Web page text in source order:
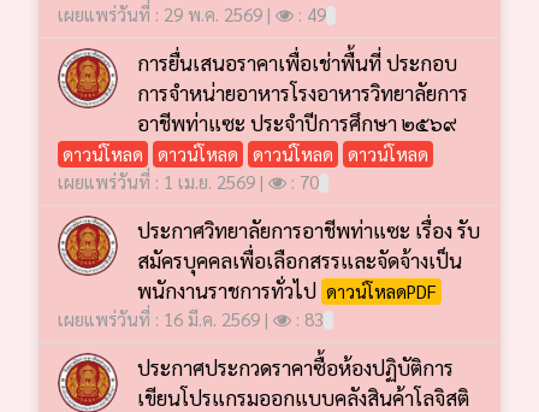
เผยแพร่วันที่ : 29 พ.ค. 2569 |
: 49
การยื่นเสนอราคาเพื่อเช่าพื้นที่ ประกอบ
การจำหน่ายอาหารโรงอาหารวิทยาลัยการ
อาชีพท่าแซะ ประจำปีการศึกษา ๒๕๖๙
ดาวน์โหลด ดาวน์โหลด ดาวน์โหลด
ดาวน์โหลด
เผยแพร่วันที่ : 1 เม.ย. 2569 |
: 70
ประกาศวิทยาลัยการอาชีพท่าแซะ เรื่อง รับ
สมัครบุคคลเพื่อเลือกสรรและจัดจ้างเป็น
พนักงานราชการทั่วไป ดาวน์โหลดPDF
เผยแพร่วันที่ : 16 มี.ค. 2569 |
: 83
ประกาศประกวดราคาซื้อห้องปฏิบัติการ
เขียนโปรแกรมออกแบบคลังสินค้าโลจิสติ